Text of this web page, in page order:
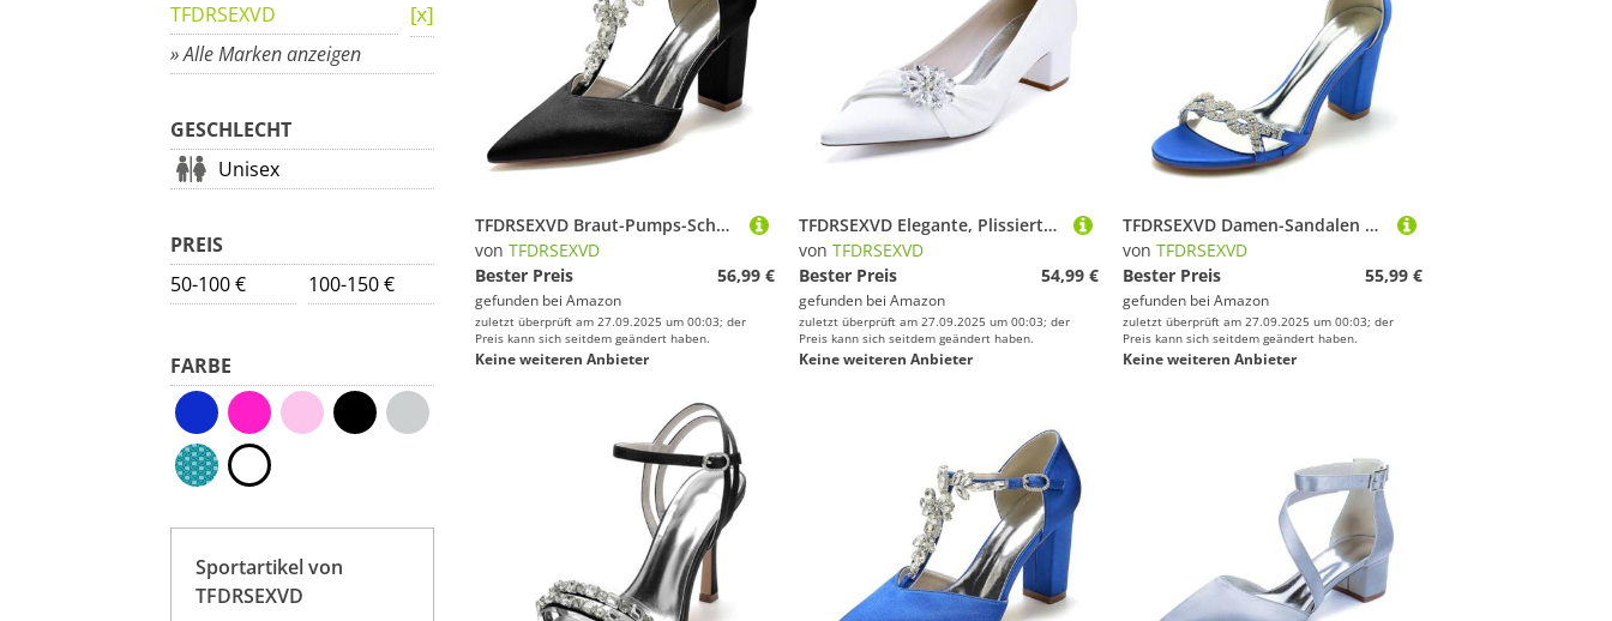
TFDRSEXVD
» Alle Marken anzeigen
GESCHLECHT
Unisex
PREIS
50-100 €
100-150 €
FARBE
Sportartikel von
TFDRSEXVD
TFDRSEXVD Braut-Pumps-Schuhe für die Hochzeit, T-Riemen, hoher Absatz mit Strasssteinen, mit Ball- und Abendschuhen,Schwarz,38
von TFDRSEXVD
Bester Preis
56,99 €
gefunden bei Amazon
zuletzt überprüft am 27.09.2025 um 00:03; der
Preis kann sich seitdem geändert haben.
Keine weiteren Anbieter
TFDRSEXVD Elegante, Plissierte Brautschuhe mit Strasssteinen, Spitze Zehenpartie, Satin-Party-Pumps für die Braut und Brautjungfern,Weiß,43
von TFDRSEXVD
Bester Preis
54,99 €
gefunden bei Amazon
zuletzt überprüft am 27.09.2025 um 00:03; der
Preis kann sich seitdem geändert haben.
Keine weiteren Anbieter
TFDRSEXVD Damen-Sandalen mit offenem Zehenbereich und Knöchelriemen, mittelhoher Blockabsatz, klobiger Absatz, für Hochzeit, Brautparty,Royal Blue,41
von TFDRSEXVD
Bester Preis
55,99 €
gefunden bei Amazon
zuletzt überprüft am 27.09.2025 um 00:03; der
Preis kann sich seitdem geändert haben.
Keine weiteren Anbieter